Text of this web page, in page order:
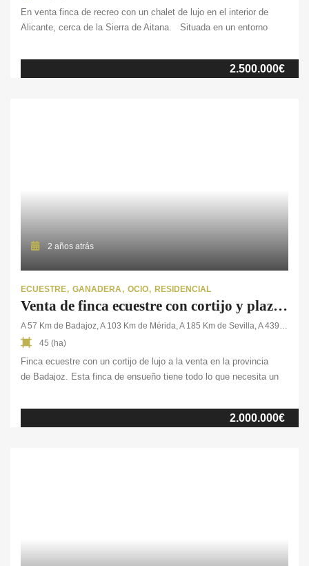
En venta finca de recreo con un chalet de lujo en el interior de
Alicante, cerca de la Sierra de Aitana. Situada en un entorno
hora de la Costa Blanca, esta finca de 51 ha. combina la
2.500.000€
2 años atrás
ECUESTRE GANADERA OCIO RESIDENCIAL
Venta de finca ecuestre con cortijo y plaza de toros en Badajoz
45 (ha)
Finca ecuestre con un cortijo de lujo a la venta en la provincia
de Badajoz. Esta finca de ensueño tiene todo lo que necesita un
varios protagonistas del mundo taurino, entre ellos la plaza de
toros que contiene la finca. Cuenta con un cortijo con2.000.000€